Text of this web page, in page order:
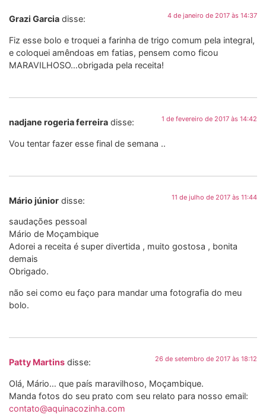
Grazi Garcia disse: 4 de janeiro de 2017 às 14:37
Fiz esse bolo e troquei a farinha de trigo comum pela integral,
e coloquei amêndoas em fatias, pensem como ficou
MARAVILHOSO…obrigada pela receita!
nadjane rogeria ferreira disse: 1 de fevereiro de 2017 às 14:42
Vou tentar fazer esse final de semana ..
Mário júnior disse: 11 de julho de 2017 às 11:44
saudações pessoal
Mário de Moçambique
Adorei a receita é super divertida , muito gostosa , bonita
demais
Obrigado.
não sei como eu faço para mandar uma fotografia do meu
bolo.
Patty Martins disse: 26 de setembro de 2017 às 18:12
Olá, Mário… que país maravilhoso, Moçambique.
Manda fotos do seu prato com seu relato para nosso email:
contato@aquinacozinha.com